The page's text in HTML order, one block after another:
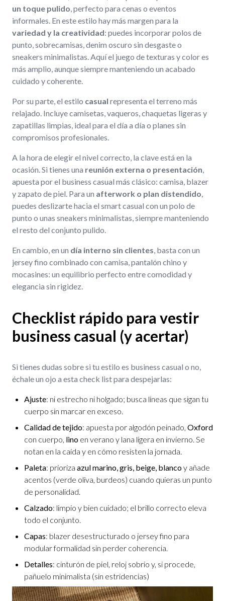
un toque pulido , perfecto para cenas o eventos
informales. En este estilo hay más margen para la
variedad y la creatividad: puedes incorporar polos de
punto, sobrecamisas, denim oscuro sin desgaste o
sneakers minimalistas. Aquí el juego de texturas y color es
más amplio, aunque siempre manteniendo un acabado
cuidado y coherente.
Por su parte, el estilo casual representa el terreno más
relajado. Incluye camisetas, vaqueros, chaquetas ligeras y
zapatillas limpias, ideal para el día a día o planes sin
compromisos profesionales.
A la hora de elegir el nivel correcto, la clave está en la
ocasión. Si tienes una reunión externa o presentación
apuesta por el business casual más clásico: camisa, blazer
y zapato de piel. Para un afterwork o plan distendido
puedes deslizarte hacia el smart casual con un polo de
punto o unas sneakers minimalistas, siempre manteniendo
el resto del conjunto pulido.
En cambio, en un día interno sin clientes , basta con un
jersey fino combinado con camisa, pantalón chino y
mocasines: un equilibrio perfecto entre comodidad y
elegancia sin rigidez.
Checklist rápido para vestir
business casual (y acertar)
Si tienes dudas sobre si tu estilo es business casual o no,
échale un ojo a esta check list para despejarlas:
Ajuste: ni estrecho ni holgado; busca líneas que sigan tu
cuerpo sin marcar en exceso.
Calidad de tejido: apuesta por algodón peinado, Oxford
con cuerpo, lino en verano y lana ligera en invierno. Se
notan en la caída y en cómo resisten la jornada.
Paleta: prioriza azul marino, gris, beige, blancoy añade
acentos (verde oliva, burdeos) cuando quieras un punto
de personalidad.
Calzado: limpio y bien cuidado; el brillo correcto eleva
todo el conjunto.
Capas: blazer desestructurado o jersey fino para
modular formalidad sin perder coherencia.
Detalles: cinturón de piel, reloj sobrio y, si procede,
pañuelo minimalista (sin estridencias)